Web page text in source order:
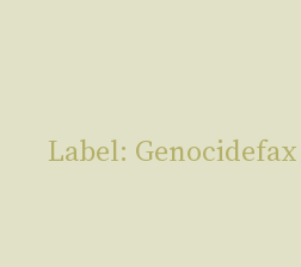
Label: Genocidefax